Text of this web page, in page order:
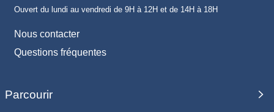
Ouvert du lundi au vendredi de 9H à 12H et de 14H à 18H
Nous contacter
Questions fréquentes
Parcourir